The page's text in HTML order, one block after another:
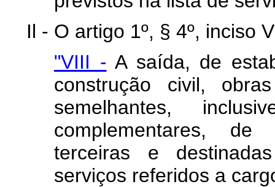
Il - O artigo 1º, § 4º, inciso
"VIII - A saída, de
construção civil,
semelhantes,
complementares,
terceiras e
serviços referidos a